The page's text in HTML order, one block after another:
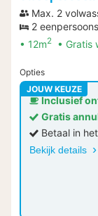
Max. 2
2
12m2 Gratis
Opties
JOUW KEUZE
Inclusief
Gratis
Betaal in
Bekijk details